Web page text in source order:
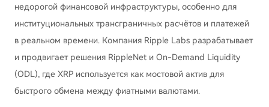
недорогой финансовой инфраструктуры, особенно для
институциональных трансграничных расчётов и платежей
в реальном времени. Компания Ripple Labs разрабатывает
и продвигает решения RippleNet и On-Demand Liquidity
(ODL), где XRP используется как мостовой актив для
быстрого обмена между фиатными валютами.